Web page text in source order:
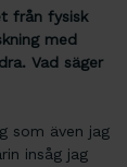
från fysisk
med
Vad säger
som även jag
insåg jag